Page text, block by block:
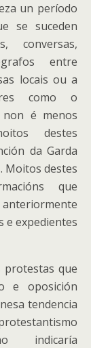
un período
se suceden
conversas,
entre
locais ou a
como o
non é menos
destes
da Garda
Moitos destes
que
e expedientes
protestas que
e oposición
tendencia
indicaría